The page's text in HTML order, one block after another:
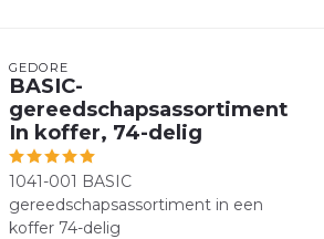
GEDORE
BASIC-
gereedschapsassortiment
In koffer, 74-delig
1041-001 BASIC
gereedschapsassortiment in een
koffer 74-delig